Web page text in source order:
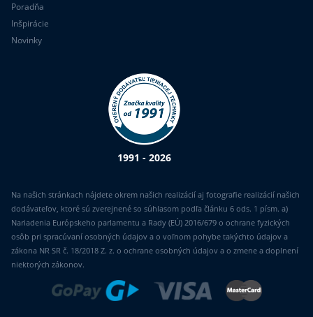
Poradňa
Inšpirácie
Novinky
1991 - 2026
Na našich stránkach nájdete okrem našich realizácií aj fotografie realizácií našich
dodávateľov, ktoré sú zverejnené so súhlasom podľa článku 6 ods. 1 písm. a)
Nariadenia Európskeho parlamentu a Rady (EÚ) 2016/679 o ochrane fyzických
osôb pri spracúvaní osobných údajov a o voľnom pohybe takýchto údajov a
zákona NR SR č. 18/2018 Z. z. o ochrane osobných údajov a o zmene a doplnení
niektorých zákonov.